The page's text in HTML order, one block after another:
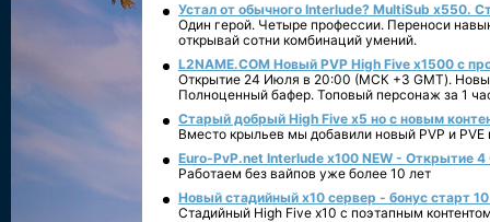
Устал от обычного Interlude? MultiSub x550.
Один герой. Четыре профессии. Переноси
открывай сотни комбинаций умений.
L2NAME.COM Новый PVP High Five x1500 с
Открытие 24 Июля в 20:00 (МСК +3 GMT).
Полноценный бафер. Топовый персонаж за 1
Старый добрый High Five x5 но с новым
Вместо крыльев мы добавили новый PVP и PVE
Euro-PvP.net Interlude х100 NEW - Открытие 4
Работаем без вайпов уже более 10 лет
Новый стадийный х10 сервер - бонус старт
Стадийный High Five x10 с поэтапным